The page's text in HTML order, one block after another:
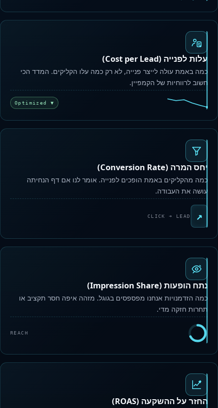
עלות לפנייה (Cost per Lead)
כמה באמת עולה לייצר פנייה, לא רק כמה עלו הקליקים. המדד הכי
חשוב לרווחיות של הקמפיין.
▼ Optimized
יחס המרה (Conversion Rate)
כמה מהקליקים באמת הופכים לפנייה. אומר לנו אם דף הנחיתה
עושה את העבודה.
↗
CLICK ➜ LEAD
נתח הופעות (Impression Share)
כמה הזדמנויות אנחנו מפספסים בגוגל. מזהה איפה חסר תקציב או
תחרות חזקה מדי.
REACH
החזר על ההשקעה (ROAS)